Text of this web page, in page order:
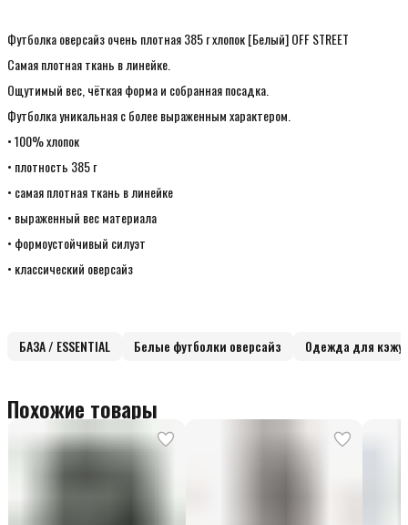
Футболка оверсайз очень плотная 385 г хлопок [Белый] OFF STREET
Самая плотная ткань в линейке.
Ощутимый вес, чёткая форма и собранная посадка.
Футболка уникальная с более выраженным характером.
• 100% хлопок
• плотность 385 г
• самая плотная ткань в линейке
• выраженный вес материала
• формоустойчивый силуэт
• классический оверсайз
БАЗА / ESSENTIAL Белые футболки оверсайз Одежда для
Похожие товары